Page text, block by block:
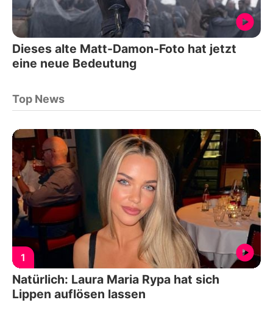
Dieses alte Matt-Damon-Foto hat jetzt
eine neue Bedeutung
Top News
1
Natürlich: Laura Maria Rypa hat sich
Lippen auflösen lassen